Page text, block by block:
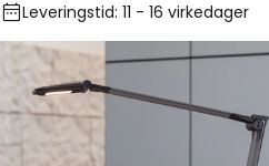
Leveringstid: 11 - 16 virkedager